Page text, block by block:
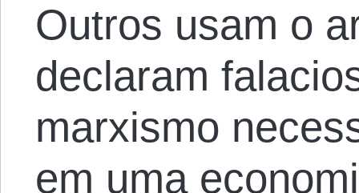
Outros usam o
declaram
marxismo
em uma